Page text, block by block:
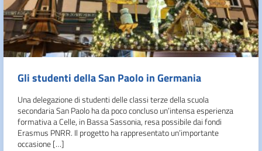
Gli studenti della San Paolo in Germania
Una delegazione di studenti delle classi terze della scuola
secondaria San Paolo ha da poco concluso un’intensa esperienza
formativa a Celle, in Bassa Sassonia, resa possibile dai fondi
Erasmus PNRR. Il progetto ha rappresentato un’importante
occasione […]